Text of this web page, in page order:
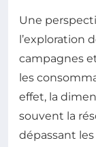
Une
l’exploration
campagnes
les
effet, la
souvent la
dépassant